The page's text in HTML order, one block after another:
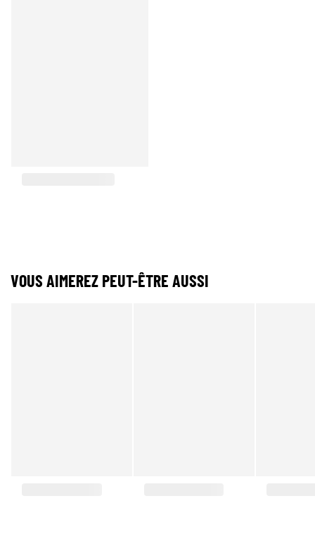
VOUS AIMEREZ PEUT-ÊTRE AUSSI